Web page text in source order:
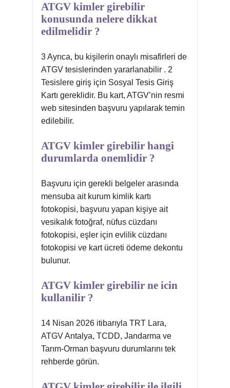
ATGV kimler girebilir
konusunda nelere dikkat
edilmelidir ?
3 Ayrıca, bu kişilerin onaylı misafirleri de
ATGV tesislerinden yararlanabilir . 2
Tesislere giriş için Sosyal Tesis Giriş
Kartı gereklidir. Bu kart, ATGV’nin resmi
web sitesinden başvuru yapılarak temin
edilebilir.
ATGV kimler girebilir hangi
durumlarda onemlidir ?
Başvuru için gerekli belgeler arasında
mensuba ait kurum kimlik kartı
fotokopisi, başvuru yapan kişiye ait
vesikalık fotoğraf, nüfus cüzdanı
fotokopisi, eşler için evlilik cüzdanı
fotokopisi ve kart ücreti ödeme dekontu
bulunur.
ATGV kimler girebilir ne icin
kullanilir ?
14 Nisan 2026 itibarıyla TRT Lara,
ATGV Antalya, TCDD, Jandarma ve
Tarım-Orman başvuru durumlarını tek
rehberde görün.